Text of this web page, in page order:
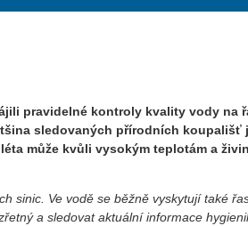
pravidelné kontroly kvality vody na
sledovaných přírodních koupališť
může kvůli vysokým teplotám a
sinic. Ve vodě se běžně vyskytují také
a sledovat aktuální informace